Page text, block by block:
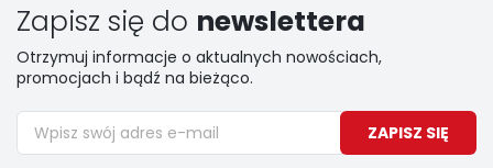
Zapisz się do newslettera
Otrzymuj informacje o aktualnych nowościach,
promocjach i bądź na bieżąco.
ZAPISZ SIĘ